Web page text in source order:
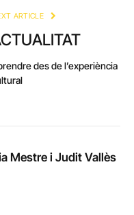
ARTICLE
des de l’experiència
Mestre i Judit Vallès